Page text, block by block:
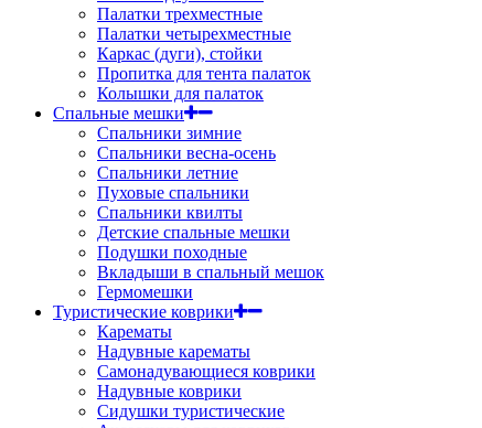
Палатки трехместные
Палатки четырехместные
Каркас (дуги), стойки
Пропитка для тента палаток
Колышки для палаток
Спальные мешки
Спальники зимние
Спальники весна-осень
Спальники летние
Пуховые спальники
Спальники квилты
Детские спальные мешки
Подушки походные
Вкладыши в спальный мешок
Гермомешки
Туристические коврики
Карематы
Надувные карематы
Самонадувающиеся коврики
Надувные коврики
Сидушки туристические